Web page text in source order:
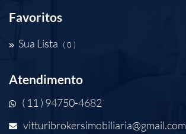
Favoritos
Sua Lista ( 0 )
Atendimento
( 11 ) 94750-4682
vitturibrokersimobiliaria@gmail.com